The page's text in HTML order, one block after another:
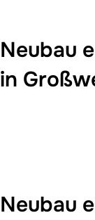
Neubau
in
Neubau